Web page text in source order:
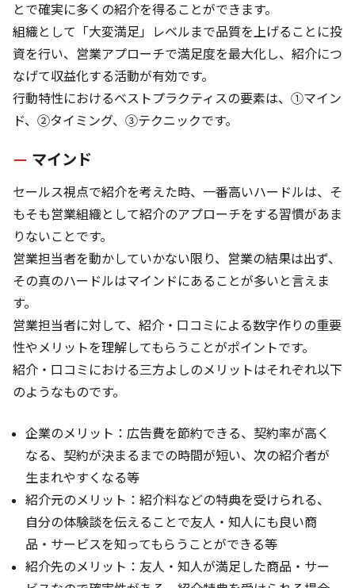
とで確実に多くの紹介を得ることができます。
組織として「大変満足」レベルまで品質を上げることに投
資を行い、営業アプローチで満足度を最大化し、紹介につ
なげて収益化する活動が有効です。
行動特性におけるベストプラクティスの要素は、①マイン
ド、②タイミング、③テクニックです。
マインド
セールス視点で紹介を考えた時、一番高いハードルは、そ
もそも営業組織として紹介のアプローチをする習慣があま
りないことです。
営業担当者を動かしていかない限り、営業の結果は出ず、
その真のハードルはマインドにあることが多いと言えま
す。
営業担当者に対して、紹介・口コミによる数字作りの重要
性やメリットを理解してもらうことがポイントです。
紹介・口コミにおける三方よしのメリットはそれぞれ以下
のようなものです。
企業のメリット：広告費を節約できる、契約率が高く
なる、契約が決まるまでの時間が短い、次の紹介者が
生まれやすくなる等
紹介元のメリット：紹介料などの特典を受けられる、
自分の体験談を伝えることで友人・知人にも良い商
品・サービスを知ってもらうことができる等
紹介先のメリット：友人・知人が満足した商品・サー